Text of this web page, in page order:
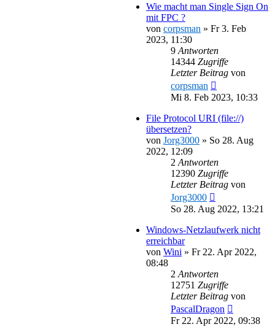
Wie macht man Single Sign On
mit FPC ?
von corpsman » Fr 3. Feb
2023, 11:30
9 Antworten
14344 Zugriffe
Letzter Beitrag von
corpsman
Mi 8. Feb 2023, 10:33
File Protocol URI (file://)
übersetzen?
von Jorg3000 » So 28. Aug
2022, 12:09
2 Antworten
12390 Zugriffe
Letzter Beitrag von
Jorg3000
So 28. Aug 2022, 13:21
Windows-Netzlaufwerk nicht
erreichbar
von Wini » Fr 22. Apr 2022,
08:48
2 Antworten
12751 Zugriffe
Letzter Beitrag von
PascalDragon
Fr 22. Apr 2022, 09:38